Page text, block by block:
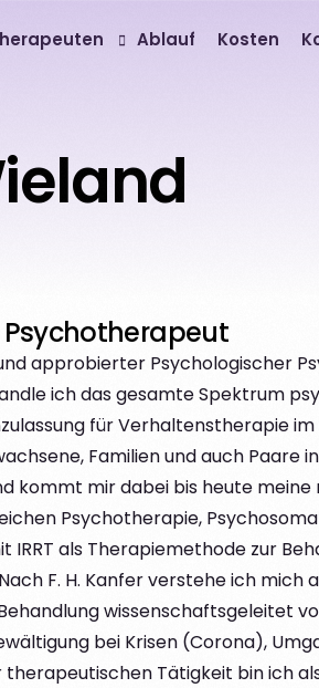
Psych. Jochen Wieland
Ablauf Kosten
approbierter Psychologischer
ich das gesamte Spektrum
für Verhaltenstherapie
Familien und auch Paare
kommt mir dabei bis heute
Psychotherapie,
IRRT als Therapiemethode zur
F. H. Kanfer verstehe ich mich
wissenschaftsgeleitet
bei Krisen (Corona),
therapeutischen Tätigkeit bin ich